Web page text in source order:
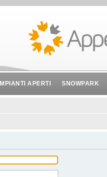
IMPIANTI APERTI SNOWPARK